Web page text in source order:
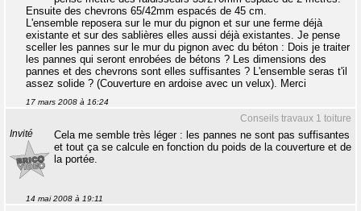
Ensuite des chevrons 65/42mm espacés de 45 cm.
L'ensemble reposera sur le mur du pignon et sur une ferme déjà
existante et sur des sablières elles aussi déjà existantes. Je pense
sceller les pannes sur le mur du pignon avec du béton : Dois je traiter
les pannes qui seront enrobées de bétons ? Les dimensions des
pannes et des chevrons sont elles suffisantes ? L'ensemble seras t'il
assez solide ? (Couverture en ardoise avec un velux). Merci
17 mars 2008 à 16:24
Conseils travaux 1 toiture
Invité
Cela me semble très léger : les pannes ne sont pas suffisantes
et tout ça se calcule en fonction du poids de la couverture et de
la portée.
14 mai 2008 à 19:11